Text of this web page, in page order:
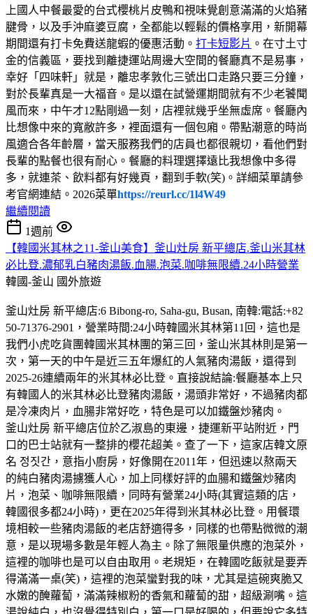
上國人中餐最愛的台式櫻桃片皮鴨和視味覺創意滿滿的火焰豬
腱骨，以及手沖麻婆豆腐，全都能以輕鬆的價格享用，新開幕
期間還有打卡免費送龍蝦的優惠活動。 打卡短影片 。在寸土寸
金的信義區，要找到離捷運站周邊大空間的餐廳真不是易事，
幸好「四味軒」就是，離忠孝敦化三號出口走路只要三分鐘，
對於長輩真是一大福音。是以還在試營運期間就有不少老饕聞
風而來，中午才12點剛過一刻，店裡就幾乎坐無虛席。餐廳內
比想像中來的寬敝許多，裡面還有一個包廂。帶點潮意的時尚
風適合各年齡層，當天服務我們的店員也都很親切，看他們對
長輩的點餐也很有耐心。餐廳的料理選擇遠比我想像中多得
多，就連茶、飲料都有好幾頁，翻到手軟(笑)。詳細菜單請參
考官網連結。2026菜單https://reurl.cc/1l4W49
繼續閱讀
1週前
【韓國米其林之11-釜山美食】釜山灶房 新平總店.釜山米其林
必比登.濃郁乳白豬肉湯飯.血腸.泡菜.咖啡無限續.24小時營業
韓國-釜山 國外旅遊
釜山灶房 新平總店:6 Bibong-ro, Saha-gu, Busan, 南韓:電話:+82
50-71376-2901，營業時間:24小時韓國米其林第11回，這也是
我們小虎吃貨團韓國米其林團的第三回，釜山米其林則是第一
次，第一天的中午是近三五年爆紅的人氣豬肉湯飯，還得到
2025-26連續兩年的米其林必比登。直接說結論:餐廳基本上只
有韓國人的米其林必比登豬肉湯飯，湯頭非常好，不過豬肉都
是冷凍肉片，血腸非常好吃，特色是可以加鐵盤炒豬肉。
釜山灶房 新平總店位於乙淑島的東邊，捷運新平站附近，門
口的巴士站就有一整排的櫻花超美。查了一下，這家店韓文原
名 정짓간，意指小廚房，好像開在2011年，但迅速以熬兩天
的純白豬肉湯擄獲人心，加上同樣好評的血腸和鐵盤炒豬肉
片，泡菜、咖啡無限續，同時有營業24小時(其實這類的店，
韓國很多都24小時)，更在2025年得到米其林必比登。用餐環
境相較一些豬肉湯飯的老店舒適得多，同樣的也帶點微微的潮
意，是以現場多數是年輕人為主。除了無限量供應的泡菜外，
這裡的咖啡也是可以自由取用。老規矩，在韓國吃飯就是要弄
得滿滿一桌(笑)，這裡的泡菜蠻對我的味，尤其是這碗爽脆又
水嫩的醃蘿蔔，滿滿辣椒粉的香氣和蘿蔔的甜，超級涮嘴。這